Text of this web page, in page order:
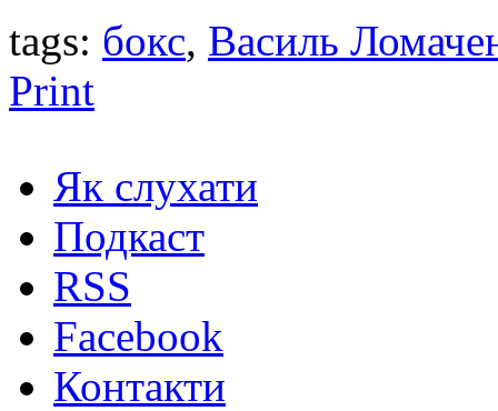
tags: бокс, Василь
Print
Як слухати
Подкаст
RSS
Facebook
Контакти